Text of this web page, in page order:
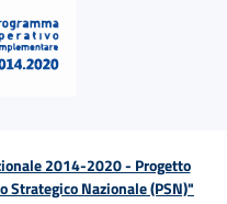
2014-2020 - Progetto
Strategico Nazionale (PSN)"